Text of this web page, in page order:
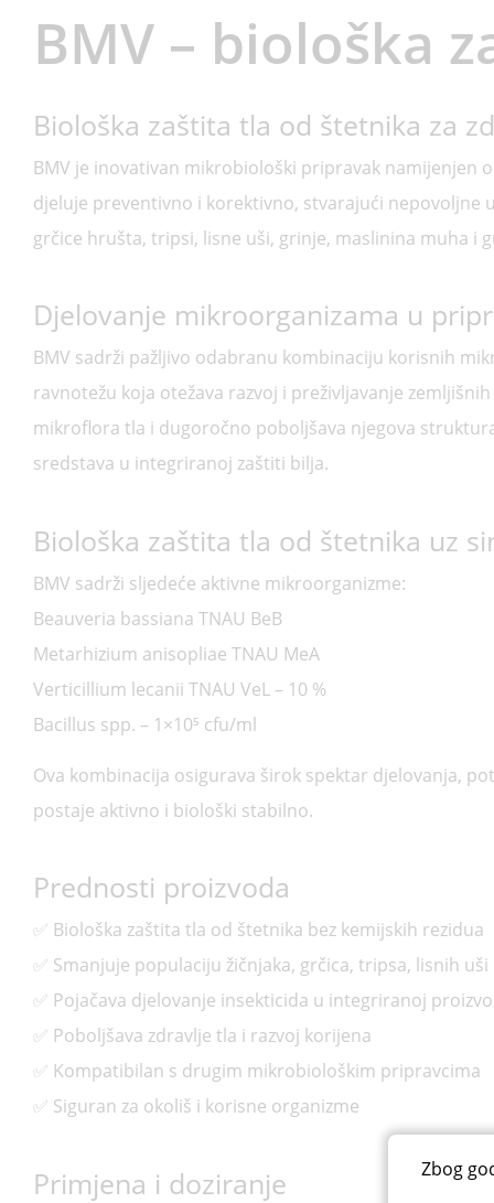
BMV – biološka
Biološka zaštita tla od štetnika za
BMV je inovativan mikrobiološki pripravak namijenjen
djeluje preventivno i korektivno, stvarajući nepovoljne
grčice hrušta, tripsi, lisne uši, grinje, maslinina muha i
Djelovanje mikroorganizama u
BMV sadrži pažljivo odabranu kombinaciju korisnih
ravnotežu koja otežava razvoj i preživljavanje
mikroflora tla i dugoročno poboljšava njegova
sredstava u integriranoj zaštiti bilja.
Biološka zaštita tla od štetnika uz
BMV sadrži sljedeće aktivne mikroorganizme:
Beauveria bassiana TNAU BeB
Metarhizium anisopliae TNAU MeA
Verticillium lecanii TNAU VeL – 10 %
Bacillus spp. – 1×10⁵ cfu/ml
Ova kombinacija osigurava širok spektar djelovanja,
postaje aktivno i biološki stabilno.
Prednosti proizvoda
✅ Biološka zaštita tla od štetnika bez kemijskih rezidua
✅ Smanjuje populaciju žičnjaka, grčica, tripsa, lisnih
✅ Pojačava djelovanje insekticida u integriranoj
✅ Poboljšava zdravlje tla i razvoj korijena
✅ Kompatibilan s drugim mikrobiološkim pripravcima
✅ Siguran za okoliš i korisne organizme
Primjena i doziranje
Zbog